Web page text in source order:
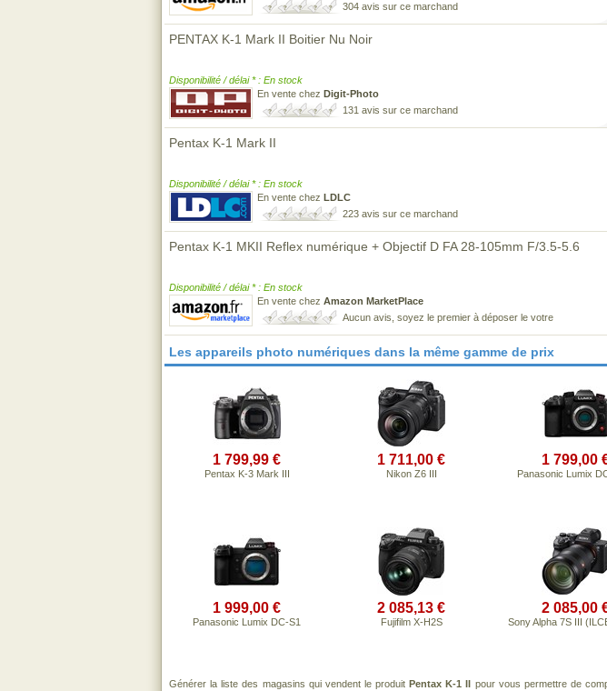
304 avis sur ce marchand
PENTAX K-1 Mark II Boitier Nu Noir
Disponibilité / délai * : En stock
En vente chez Digit-Photo
131 avis sur ce marchand
Pentax K-1 Mark II
Disponibilité / délai * : En stock
En vente chez LDLC
223 avis sur ce marchand
Pentax K-1 MKII Reflex numérique + Objectif D FA 28-105mm F/3.5-5.6
Disponibilité / délai * : En stock
En vente chez Amazon MarketPlace
Aucun avis, soyez le premier à déposer le votre
Les appareils photo numériques dans la même gamme de prix
1 799,99 €
Pentax K-3 Mark III
1 711,00 €
Nikon Z6 III
1 799,00
Panasonic Lumix
1 999,00 €
Panasonic Lumix DC-S1
2 085,13 €
Fujifilm X-H2S
2 085,00
Sony Alpha 7S III
Générer la liste des magasins qui vendent le produitPentax K-1 II pour vous permettre de